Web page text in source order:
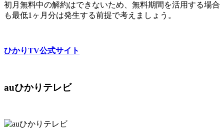
初月無料中の解約はできないため、無料期間を活用する場合
も最低1ヶ月分は発生する前提で考えましょう。
ひかりTV公式サイト
auひかりテレビ